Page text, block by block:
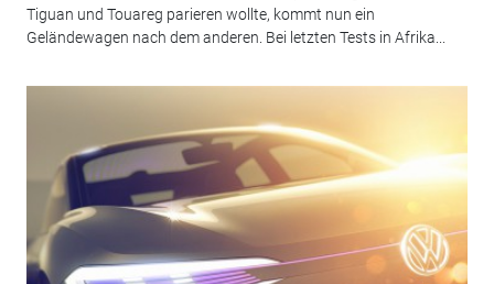
Tiguan und Touareg parieren wollte, kommt nun ein
Geländewagen nach dem anderen. Bei letzten Tests in Afrika...